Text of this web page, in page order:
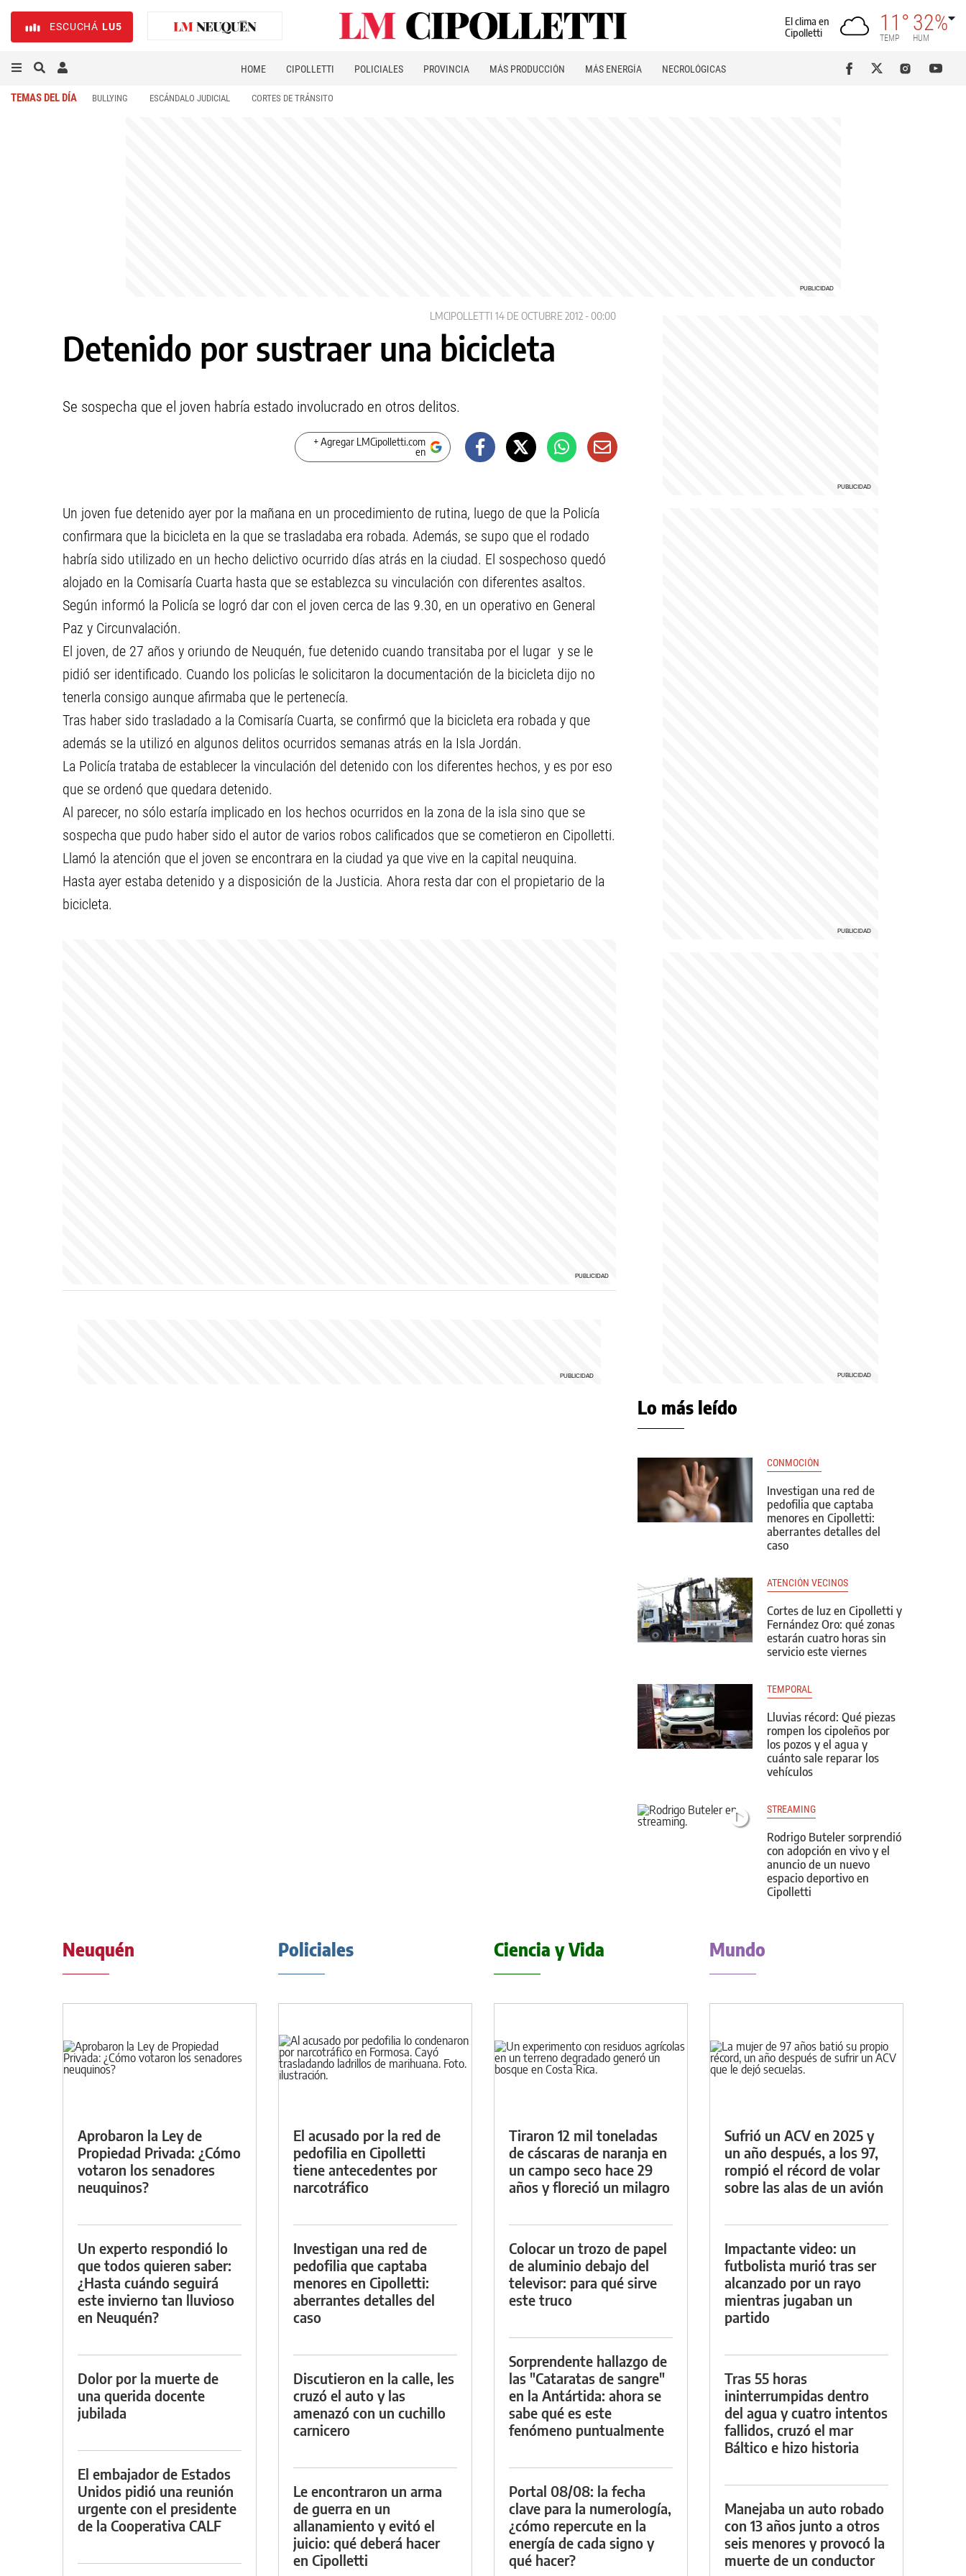
ESCUCHÁ LU5
El clima en
Cipolletti
11°
TEMP
32%
HUM
HOME CIPOLLETTI POLICIALES PROVINCIA MÁS PRODUCCIÓN MÁS ENERGÍA NECROLÓGICAS
TEMAS DEL DÍA BULLYING ESCÁNDALO JUDICIAL CORTES DE TRÁNSITO
LMCIPOLLETTI 14 DE OCTUBRE 2012 - 00:00
Detenido por sustraer una bicicleta
Se sospecha que el joven habría estado involucrado en otros delitos.
+ Agregar LMCipolletti.com
en
Un joven fue detenido ayer por la mañana en un procedimiento de rutina, luego de que la Policía
confirmara que la bicicleta en la que se trasladaba era robada. Además, se supo que el rodado
habría sido utilizado en un hecho delictivo ocurrido días atrás en la ciudad. El sospechoso quedó
alojado en la Comisaría Cuarta hasta que se establezca su vinculación con diferentes asaltos.
Según informó la Policía se logró dar con el joven cerca de las 9.30, en un operativo en General
Paz y Circunvalación.
El joven, de 27 años y oriundo de Neuquén, fue detenido cuando transitaba por el lugar y se le
pidió ser identificado. Cuando los policías le solicitaron la documentación de la bicicleta dijo no
tenerla consigo aunque afirmaba que le pertenecía.
Tras haber sido trasladado a la Comisaría Cuarta, se confirmó que la bicicleta era robada y que
además se la utilizó en algunos delitos ocurridos semanas atrás en la Isla Jordán.
La Policía trataba de establecer la vinculación del detenido con los diferentes hechos, y es por eso
que se ordenó que quedara detenido.
Al parecer, no sólo estaría implicado en los hechos ocurridos en la zona de la isla sino que se
sospecha que pudo haber sido el autor de varios robos calificados que se cometieron en Cipolletti.
Llamó la atención que el joven se encontrara en la ciudad ya que vive en la capital neuquina.
Hasta ayer estaba detenido y a disposición de la Justicia. Ahora resta dar con el propietario de la
bicicleta.
Lo más leído
CONMOCIÓN
Investigan una red de
pedofilia que captaba
menores en Cipolletti:
aberrantes detalles del
caso
ATENCIÓN VECINOS
Cortes de luz en Cipolletti y
Fernández Oro: qué zonas
estarán cuatro horas sin
servicio este viernes
TEMPORAL
Lluvias récord: Qué piezas
rompen los cipoleños por
los pozos y el agua y
cuánto sale reparar los
vehículos
STREAMING
Rodrigo Buteler sorprendió
con adopción en vivo y el
anuncio de un nuevo
espacio deportivo en
Cipolletti
Neuquén
Aprobaron la Ley de
Propiedad Privada: ¿Cómo
votaron los senadores
neuquinos?
Un experto respondió lo
que todos quieren saber:
¿Hasta cuándo seguirá
este invierno tan lluvioso
en Neuquén?
Dolor por la muerte de
una querida docente
jubilada
El embajador de Estados
Unidos pidió una reunión
urgente con el presidente
de la Cooperativa CALF
Policiales
El acusado por la red de
pedofilia en Cipolletti
tiene antecedentes por
narcotráfico
Investigan una red de
pedofilia que captaba
menores en Cipolletti:
aberrantes detalles del
caso
Discutieron en la calle, les
cruzó el auto y las
amenazó con un cuchillo
carnicero
Le encontraron un arma
de guerra en un
allanamiento y evitó el
juicio: qué deberá hacer
en Cipolletti
Ciencia y Vida
Tiraron 12 mil toneladas
de cáscaras de naranja en
un campo seco hace 29
años y floreció un milagro
Colocar un trozo de papel
de aluminio debajo del
televisor: para qué sirve
este truco
Sorprendente hallazgo de
las "Cataratas de sangre"
en la Antártida: ahora se
sabe qué es este
fenómeno puntualmente
Portal 08/08: la fecha
clave para la numerología,
¿cómo repercute en la
energía de cada signo y
qué hacer?
Mundo
Sufrió un ACV en 2025 y
un año después, a los 97,
rompió el récord de volar
sobre las alas de un avión
Impactante video: un
futbolista murió tras ser
alcanzado por un rayo
mientras jugaban un
partido
Tras 55 horas
ininterrumpidas dentro
del agua y cuatro intentos
fallidos, cruzó el mar
Báltico e hizo historia
Manejaba un auto robado
con 13 años junto a otros
seis menores y provocó la
muerte de un conductor